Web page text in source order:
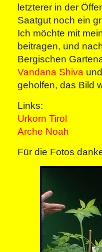
letzterer in der
Saatgut noch ein
Ich möchte mit
beitragen, und
Bergischen
Vandana Shiva und
geholfen, das Bild
Links:
Urkorn Tirol
Arche Noah
Für die Fotos